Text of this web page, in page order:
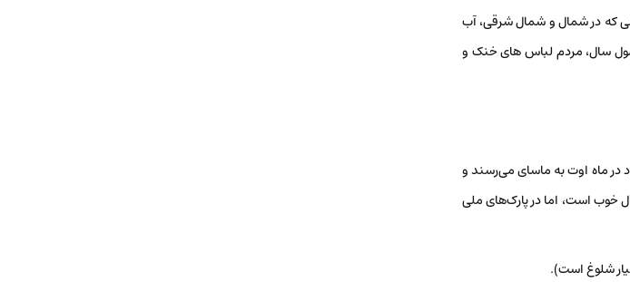
که در شمال و شمال شرقی، آب
سال، مردم لباس های خنک و
در ماه اوت به ماسای می‌رسند و
خوب است، اما در پارک‌های ملی
شلوغ است).